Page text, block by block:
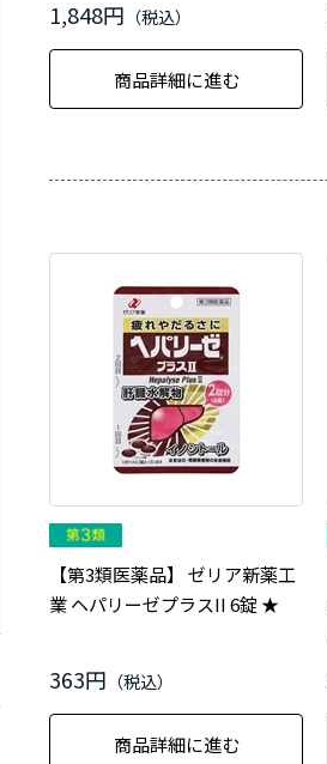
1,848円
商品詳細に進む
【第3類医薬品】 ゼリア新薬工
業 ヘパリーゼプラスII 6錠 ★
363円
商品詳細に進む